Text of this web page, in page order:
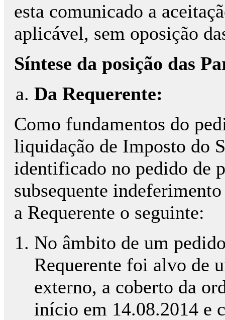
esta comunicado a
aplicável, sem oposição
Síntese da posição das
Da Requerente:
Como fundamentos do
liquidação de Imposto do
identificado no pedido de
subsequente
a Requerente o seguinte:
No âmbito de um
Requerente foi alvo de
externo, a coberto da
início em 14.08.2014 e